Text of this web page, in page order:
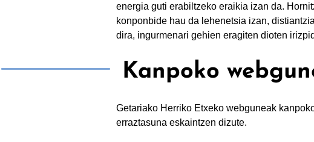
energia guti erabiltzeko eraikia izan da.
konponbide hau da lehenetsia izan,
dira, ingurmenari gehien eragiten dioten
Kanpoko
Getariako Herriko Etxeko webguneak
erraztasuna eskaintzen dizute.